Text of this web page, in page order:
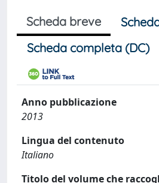
Scheda breve
Scheda completa (DC)
Anno pubblicazione
2013
Lingua del contenuto
Italiano
Titolo del volume che